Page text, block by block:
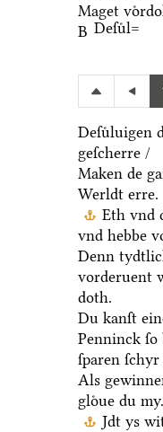
Maget
B Deſuͤl=
Deſuͤluigen
geſcherre /
Maken de
Werldt erre.
Eth vnd
vnd hebbe
Denn
vorderuent
doth.
Du kanſt
Penninck ſo
ſparen
Als
gloͤue du my.
Jdt ys